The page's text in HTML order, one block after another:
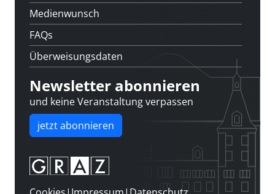
Medienwunsch
FAQs
Überweisungsdaten
Newsletter abonnieren
und keine Veranstaltung verpassen
jetzt abonnieren